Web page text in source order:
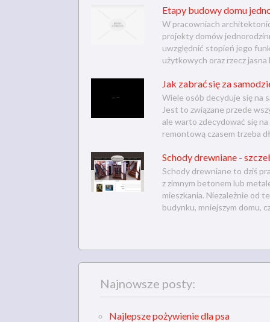
Etapy budowy domu
W pracowniach
projekty domów
uwzględnić stopień jego
użytkowych oraz rzecz
Jak zabrać się za
Wiele osób decyduje się na
Jest to związane przede
ale warto zdecydować się
remontową czasem trzeba
Schody drewniane -
Schody drewniane to dziś
z zimnym betonem lub
mieszkania. Niezależnie od
budynku, mniejszym domu,
Najnowsze posty:
Najlepsze pożywienie dla psa